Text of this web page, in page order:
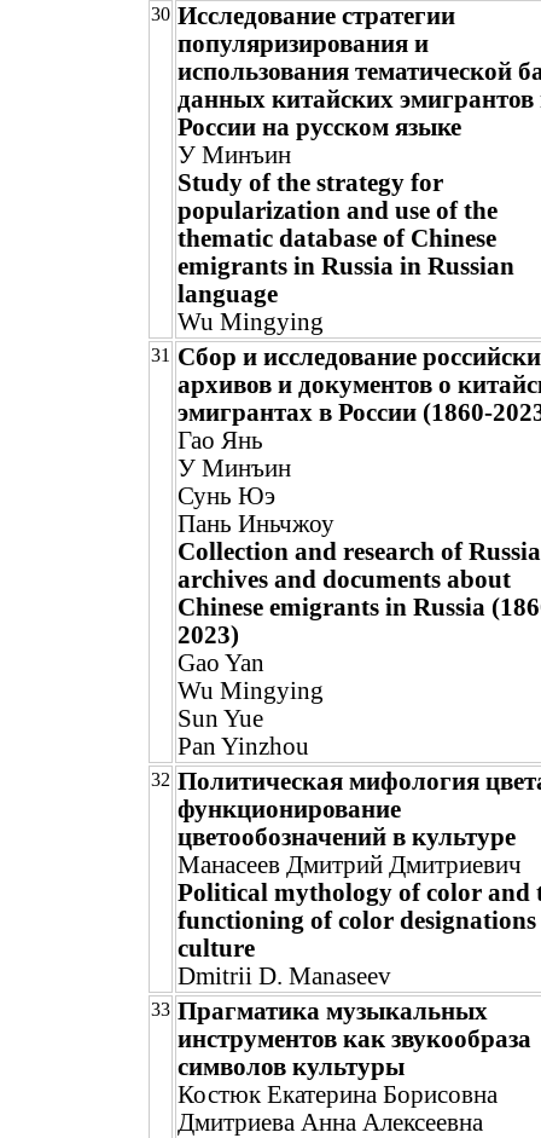
30 Исследование стратегии
популяризирования и
использования тематической
данных китайских эмигрантов
России на русском языке
У Минъин
Study of the strategy for
popularization and use of the
thematic database of Chinese
emigrants in Russia in Russian
language
Wu Mingying
31 Сбор и исследование
архивов и документов о
эмигрантах в России (1860-
Гао Янь
У Минъин
Сунь Юэ
Пань Иньчжоу
Collection and research of
archives and documents about
Chinese emigrants in Russia
2023)
Gao Yan
Wu Mingying
Sun Yue
Pan Yinzhou
32 Политическая мифология
функционирование
цветообозначений в культуре
Манасеев Дмитрий Дмитриевич
Political mythology of color and
functioning of color
culture
Dmitrii D. Manaseev
33 Прагматика музыкальных
инструментов как звукообраза
символов культуры
Костюк Екатерина Борисовна
Дмитриева Анна Алексеевна